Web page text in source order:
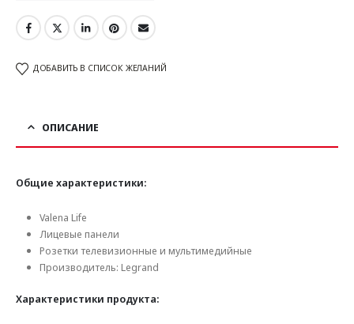
ДОБАВИТЬ В СПИСОК ЖЕЛАНИЙ
ОПИСАНИЕ
Общие характеристики:
Valena Life
Лицевые панели
Розетки телевизионные и мультимедийные
Производитель: Legrand
Характеристики продукта: